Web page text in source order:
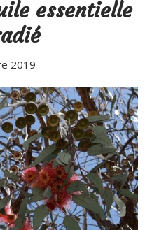
essentielle
2019